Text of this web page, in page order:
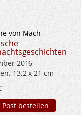
von Mach
2016
13,2 x 21 cm
Post bestellen